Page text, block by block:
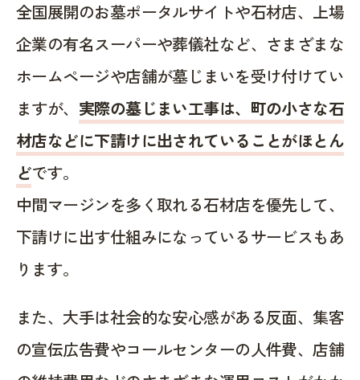
全国展開のお墓ポータルサイトや石材店、上場
企業の有名スーパーや葬儀社など、さまざまな
ホームページや店舗が墓じまいを受け付けてい
ますが、 実際の墓じまい工事は、町の小さな石
材店などに下請けに出されていることがほとん
どです。
中間マージンを多く取れる石材店を優先して、
下請けに出す仕組みになっているサービスもあ
ります。
また、大手は社会的な安心感がある反面、集客
の宣伝広告費やコールセンターの人件費、店舗